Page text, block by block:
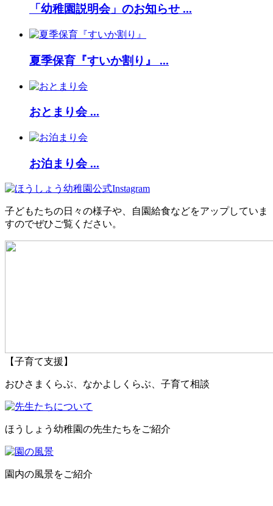
「幼稚園説明会」のお知らせ ...
夏季保育『すいか割り』 ...
おとまり会 ...
お泊まり会 ...
子どもたちの日々の様子や、自園給食などをアップしていま
すのでぜひご覧ください。
【子育て支援】
おひさまくらぶ、なかよしくらぶ、子育て相談
ほうしょう幼稚園の先生たちをご紹介
園内の風景をご紹介